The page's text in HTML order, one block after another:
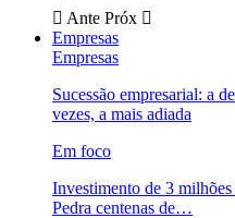
Ante Próx
Empresas
Empresas
Sucessão empresarial: a
vezes, a mais adiada
Em foco
Investimento de 3
Pedra centenas de…